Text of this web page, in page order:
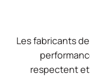
Les fabricants
respectent